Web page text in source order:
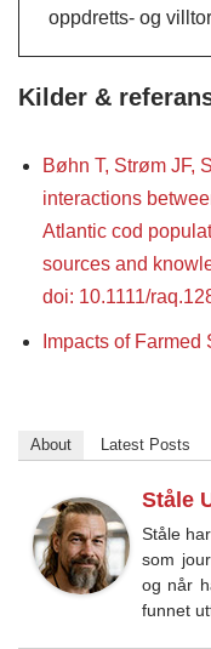
oppdretts- og
Kilder &
Bøhn T, Strøm JF,
interactions
Atlantic cod
sources and
doi: 10.1111/
Impacts of
About Latest Posts
Ståle
Ståle
som
og når
funnet